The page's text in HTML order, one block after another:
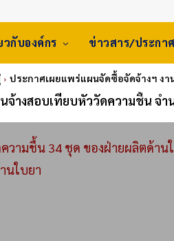
วกับองค์กร ข่าวสาร/ประกาศ
ประกาศเผยแพร่แผนจัดซื้อจัดจ้างฯ ง
จ้างสอบเทียบหัววัดความชื้น จ
วามชื้น 34 ชุด ของฝ่ายผลิตด้าน
นใบยา